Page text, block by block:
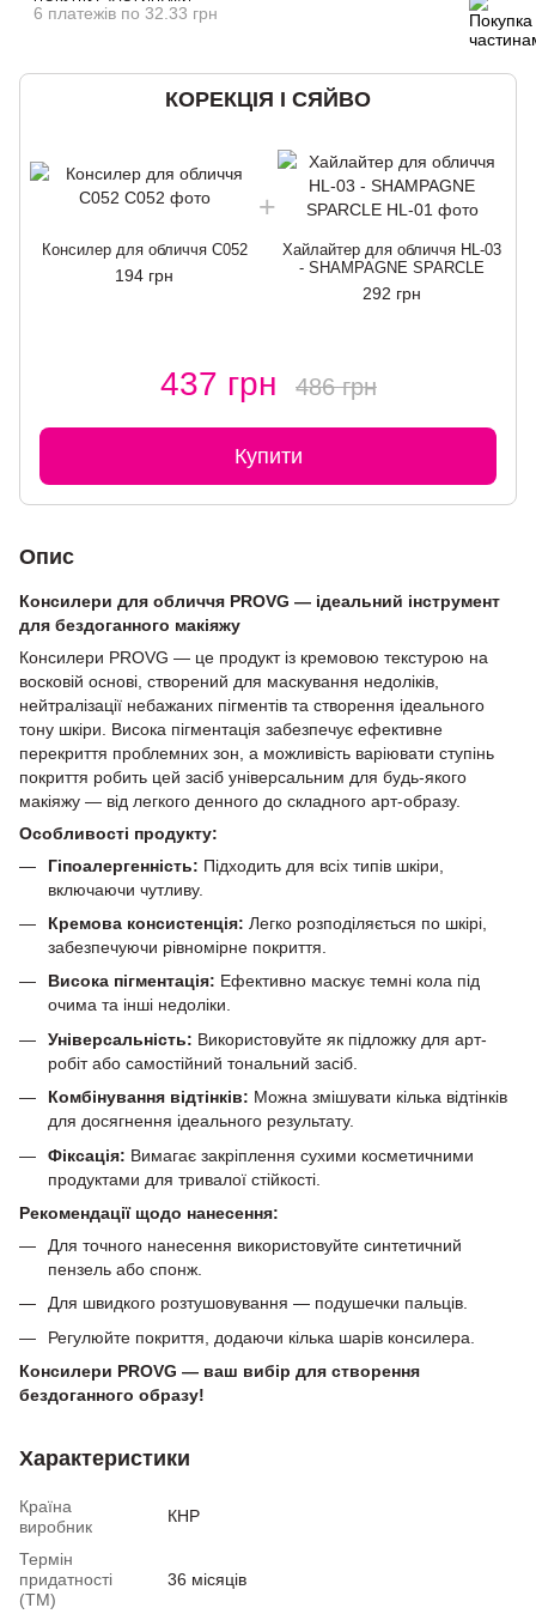
6 платежів по 32.33 грн
КОРЕКЦІЯ І СЯЙВО
Консилер для обличчя С052
194 грн
Хайлайтер для обличчя HL-03
- SHAMPAGNE SPARCLE
292 грн
437 грн 486 грн
Купити
Опис
Консилери для обличчя PROVG — ідеальний інструмент
для бездоганного макіяжу
Консилери PROVG — це продукт із кремовою текстурою на
восковій основі, створений для маскування недоліків,
нейтралізації небажаних пігментів та створення ідеального
тону шкіри. Висока пігментація забезпечує ефективне
перекриття проблемних зон, а можливість варіювати ступінь
покриття робить цей засіб універсальним для будь-якого
макіяжу — від легкого денного до складного арт-образу.
Особливості продукту:
Гіпоалергенність: Підходить для всіх типів шкіри,
включаючи чутливу.
Кремова консистенція: Легко розподіляється по шкірі,
забезпечуючи рівномірне покриття.
Висока пігментація: Ефективно маскує темні кола під
очима та інші недоліки.
Універсальність: Використовуйте як підложку для арт-
робіт або самостійний тональний засіб.
Комбінування відтінків: Можна змішувати кілька відтінків
для досягнення ідеального результату.
Фіксація: Вимагає закріплення сухими косметичними
продуктами для тривалої стійкості.
Рекомендації щодо нанесення:
Для точного нанесення використовуйте синтетичний
пензель або спонж.
Для швидкого розтушовування — подушечки пальців.
Регулюйте покриття, додаючи кілька шарів консилера.
Консилери PROVG — ваш вибір для створення
бездоганного образу!
Характеристики
Країна
виробник
КНР
Термін
придатності
(ТМ)
36 місяців